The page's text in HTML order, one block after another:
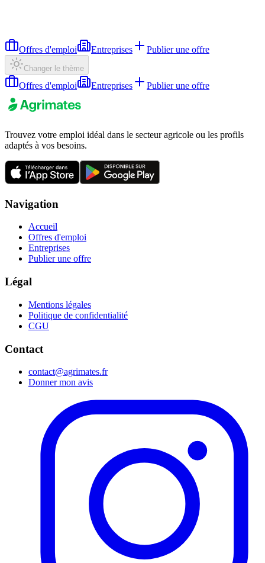
Offres d'emploi Entreprises Publier une offre
Changer le thème
Offres d'emploi Entreprises Publier une offre
Trouvez votre emploi idéal dans le secteur agricole ou les profils
adaptés à vos besoins.
Navigation
Accueil
Offres d'emploi
Entreprises
Publier une offre
Légal
Mentions légales
Politique de confidentialité
CGU
Contact
contact@agrimates.fr
Donner mon avis